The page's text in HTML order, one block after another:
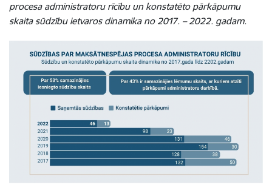
procesa administratoru rīcību un konstatēto pārkāpumu
skaita sūdzību ietvaros dinamika no 2017. – 2022. gadam.